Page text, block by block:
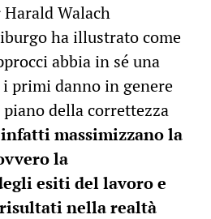
Walach
ha illustrato come
abbia in sé una
primi danno in genere
della correttezza
massimizzano la
la
esiti del lavoro e
nella realtà